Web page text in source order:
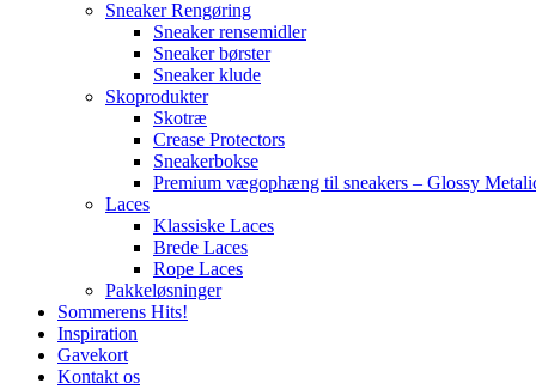
Sneaker Rengøring
Sneaker rensemidler
Sneaker børster
Sneaker klude
Skoprodukter
Skotræ
Crease Protectors
Sneakerbokse
Premium vægophæng til sneakers – Glossy
Laces
Klassiske Laces
Brede Laces
Rope Laces
Pakkeløsninger
Sommerens Hits!
Inspiration
Gavekort
Kontakt os